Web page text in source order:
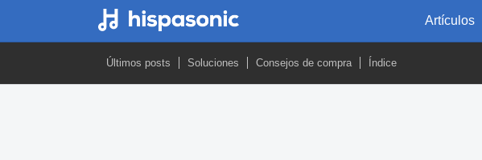
Artículos
Últimos posts Soluciones Consejos de compra Índice